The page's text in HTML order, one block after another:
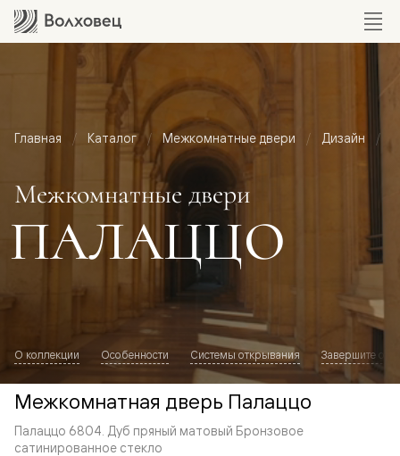
Главная Каталог Межкомнатные двери Дизайн
Межкомнатные двери
ПАЛАЦЦО
О коллекции Особенности Системы открывания Завершите
Межкомнатная дверь Палаццо
Палаццо 6804. Дуб пряный матовый Бронзовое
сатинированное стекло